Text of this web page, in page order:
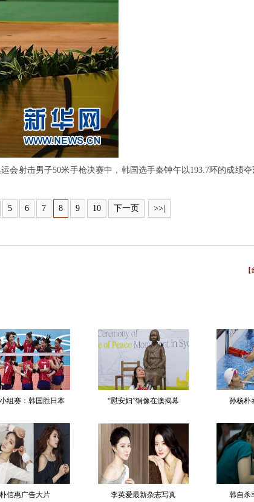
射击男子50米手枪决赛中，韩国选手秦钟午以193.7环的成绩
5 6 7 8 9 10 下一页 >>|
组赛：韩国胜日本 “慰安妇”铜像在澳揭幕 孙杨朴
朴信惠广告大片 李英爱最新杂志写真 韩自杀